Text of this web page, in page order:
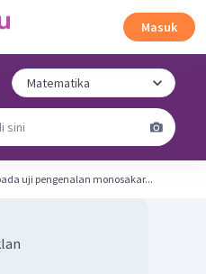
Masuk
uji pengenalan monosakar...